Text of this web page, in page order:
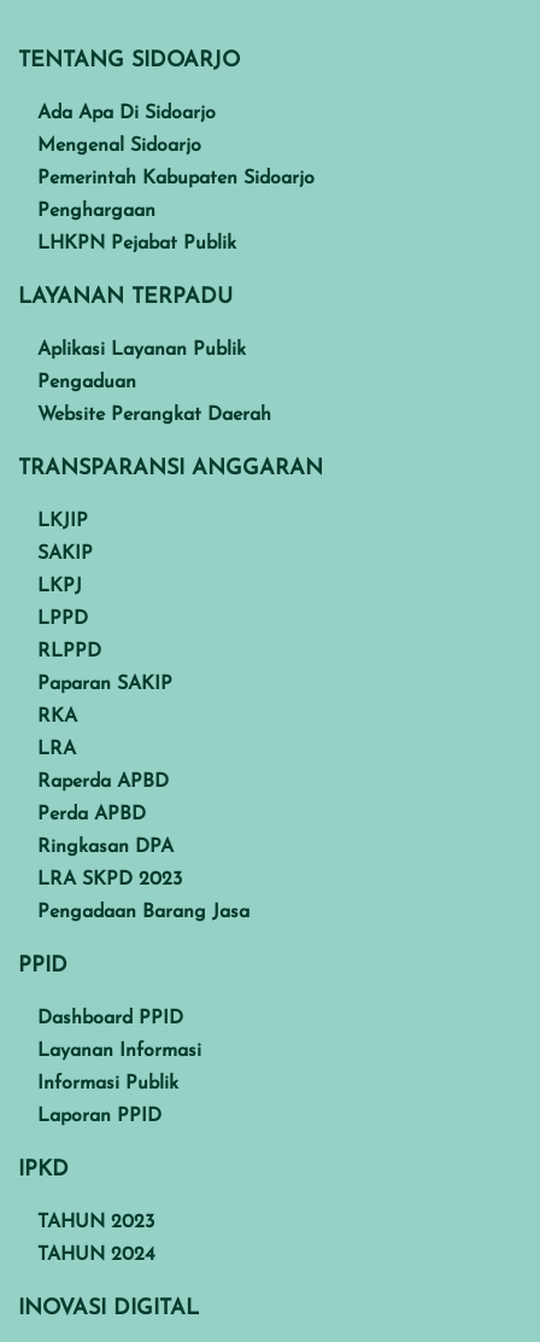
TENTANG SIDOARJO
Ada Apa Di Sidoarjo
Mengenal Sidoarjo
Pemerintah Kabupaten Sidoarjo
Penghargaan
LHKPN Pejabat Publik
LAYANAN TERPADU
Aplikasi Layanan Publik
Pengaduan
Website Perangkat Daerah
TRANSPARANSI ANGGARAN
LKJIP
SAKIP
LKPJ
LPPD
RLPPD
Paparan SAKIP
RKA
LRA
Raperda APBD
Perda APBD
Ringkasan DPA
LRA SKPD 2023
Pengadaan Barang Jasa
PPID
Dashboard PPID
Layanan Informasi
Informasi Publik
Laporan PPID
IPKD
TAHUN 2023
TAHUN 2024
INOVASI DIGITAL